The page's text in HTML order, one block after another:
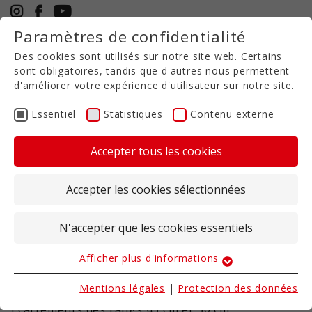
+33 6 30 19 27 88
FR
Strip-Till
CULEX CL
particulièrement réduits
Le CULEX CL est idéal pour le tournesol, le colza,
les betteraves et bien d'autres cultures grâce à
son inter-rangs particulièrement étroit.
Largeurs de travail 2,7 à 6 m
Profondeur de travail 23 - 30 cm
Ecartements des rangs 45 cm et 50 cm
Paramètres de confidentialité
Des cookies sont utilisés sur notre site web. Certains
sont obligatoires, tandis que d'autres nous permettent
d'améliorer votre expérience d'utilisateur sur notre site.
Essentiel Statistiques Contenu externe
Accepter tous les cookies
Accepter les cookies sélectionnées
N'accepter que les cookies essentiels
Essentiel
Les cookies essentiels sont nécessaires pour les
Afficher plus d'informations
Mentions légales | Protection des données